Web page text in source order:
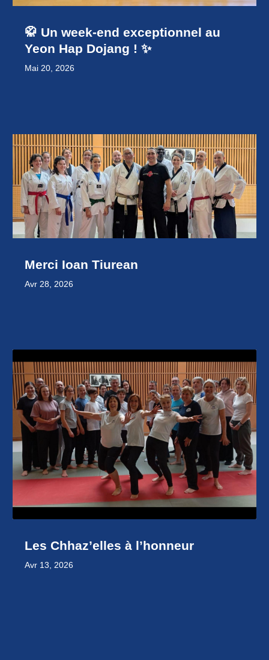
🥋 Un week-end exceptionnel au
Yeon Hap Dojang ! ✨
Mai 20, 2026
Merci Ioan Tiurean
Avr 28, 2026
Les Chhaz’elles à l’honneur
Avr 13, 2026